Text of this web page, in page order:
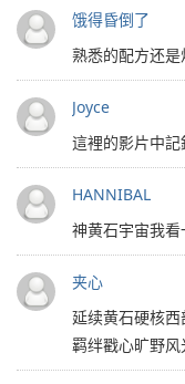
饿得昏倒了
熟悉的配方还是
Joyce
這裡的影片中
HANNIBAL
神黄石宇宙我看
夹心
延续黄石硬核
羁绊戳心旷野